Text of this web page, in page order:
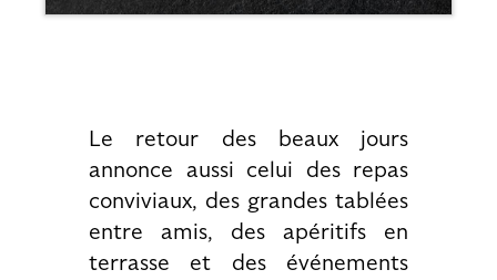
Le retour des beaux jours
annonce aussi celui des repas
conviviaux, des grandes tablées
entre amis, des apéritifs en
terrasse et des événements